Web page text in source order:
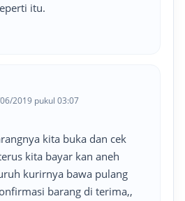
itu.
2019 pukul 03:07
kita buka dan cek
kita bayar kan aneh
kurirnya bawa pulang
barang di terima,,